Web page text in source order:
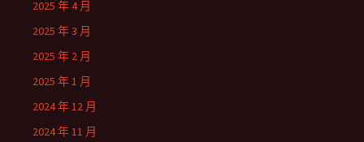
2025 年 4 月
2025 年 3 月
2025 年 2 月
2025 年 1 月
2024 年 12 月
2024 年 11 月